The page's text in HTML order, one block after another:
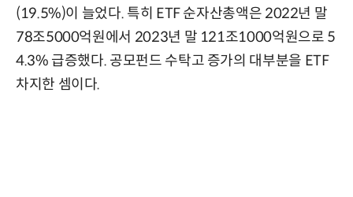
(19.5%)이 늘었다. 특히 ETF 순자산총액은 2022년 말
78조5000억원에서 2023년 말 121조1000억원으로 5
4.3% 급증했다. 공모펀드 수탁고 증가의 대부분을 ETF
차지한 셈이다.